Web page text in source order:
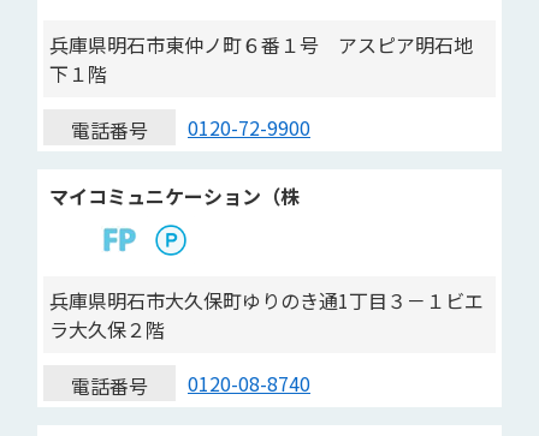
兵庫県明石市東仲ノ町６番１号 アスピア明石地
下１階
電話番号
0120-72-9900
マイコミュニケーション（株
兵庫県明石市大久保町ゆりのき通1丁目３－１ビエ
ラ大久保２階
電話番号
0120-08-8740